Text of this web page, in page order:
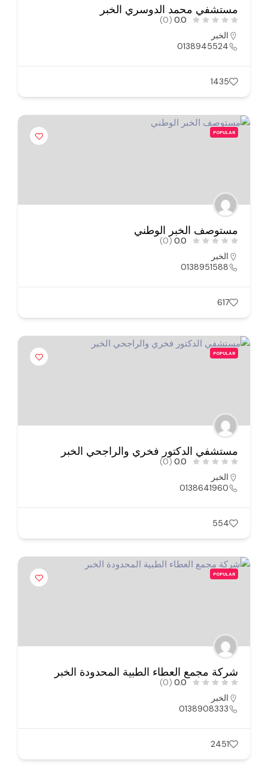
مستشفي محمد الدوسري الخبر
0.0
(0)
الخبر
0138945524
1435
POPULAR
مستوصف الخبر الوطني
0.0
(0)
الخبر
0138951588
617
POPULAR
مستشفي الدكتور فخري والراجحي الخبر
0.0
(0)
الخبر
0138641960
554
POPULAR
شركة مجمع العطاء الطبية المحدودة الخبر
0.0
(0)
الخبر
0138908333
2451